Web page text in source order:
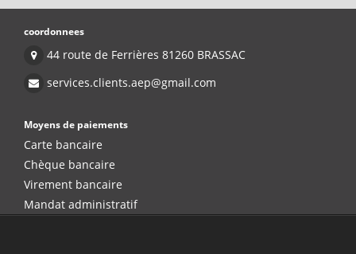
coordonnees
44 route de Ferrières 81260 BRASSAC
services.clients.aep@gmail.com
Moyens de paiements
Carte bancaire
Chèque bancaire
Virement bancaire
Mandat administratif